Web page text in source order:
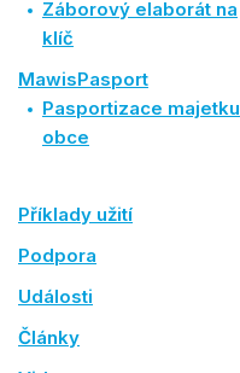
Záborový elaborát na
klíč
MawisPasport
Pasportizace majetku
obce
Příklady užití
Podpora
Události
Články